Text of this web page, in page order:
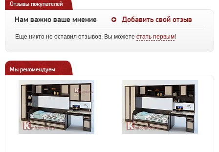
Отзывы покупателей
Нам важно ваше мнение Добавить свой отзыв
Еще никто не оставил отзывов. Вы можете стать первым!
Мы рекомендуем